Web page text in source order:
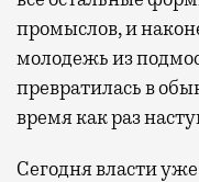
промыслов, и
молодежь из
превратилась в
время как раз
Сегодня власти